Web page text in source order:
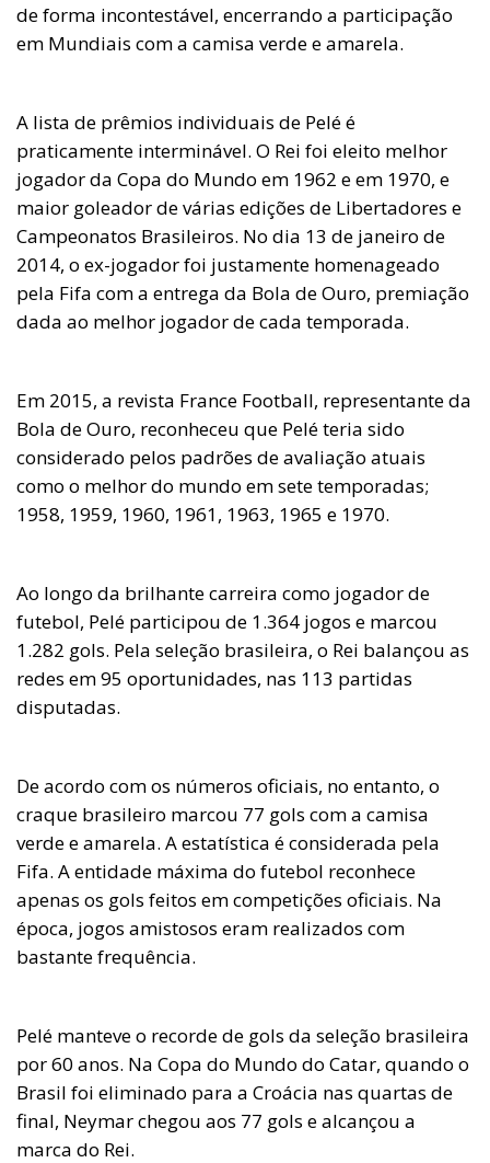
de forma incontestável, encerrando a participação
em Mundiais com a camisa verde e amarela.
A lista de prêmios individuais de Pelé é
praticamente interminável. O Rei foi eleito melhor
jogador da Copa do Mundo em 1962 e em 1970, e
maior goleador de várias edições de Libertadores e
Campeonatos Brasileiros. No dia 13 de janeiro de
2014, o ex-jogador foi justamente homenageado
pela Fifa com a entrega da Bola de Ouro, premiação
dada ao melhor jogador de cada temporada.
Em 2015, a revista France Football, representante da
Bola de Ouro, reconheceu que Pelé teria sido
considerado pelos padrões de avaliação atuais
como o melhor do mundo em sete temporadas;
1958, 1959, 1960, 1961, 1963, 1965 e 1970.
Ao longo da brilhante carreira como jogador de
futebol, Pelé participou de 1.364 jogos e marcou
1.282 gols. Pela seleção brasileira, o Rei balançou as
redes em 95 oportunidades, nas 113 partidas
disputadas.
De acordo com os números oficiais, no entanto, o
craque brasileiro marcou 77 gols com a camisa
verde e amarela. A estatística é considerada pela
Fifa. A entidade máxima do futebol reconhece
apenas os gols feitos em competições oficiais. Na
época, jogos amistosos eram realizados com
bastante frequência.
Pelé manteve o recorde de gols da seleção brasileira
por 60 anos. Na Copa do Mundo do Catar, quando o
Brasil foi eliminado para a Croácia nas quartas de
final, Neymar chegou aos 77 gols e alcançou a
marca do Rei.